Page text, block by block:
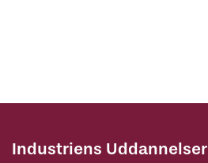
Industriens Uddannelser